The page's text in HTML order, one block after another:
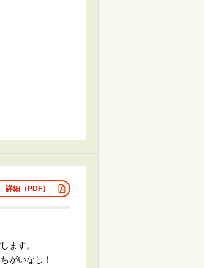
詳細（PDF）
ます。
がいなし！